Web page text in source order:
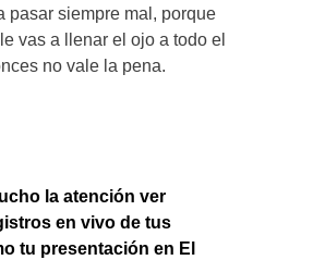
pasar siempre mal, porque
vas a llenar el ojo a todo el
no vale la pena.
la atención ver
en vivo de tus
tu presentación en El